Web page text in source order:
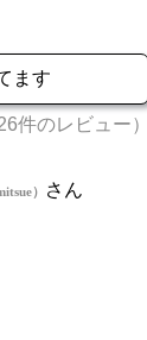
ます
件のレビュー）
）
さん